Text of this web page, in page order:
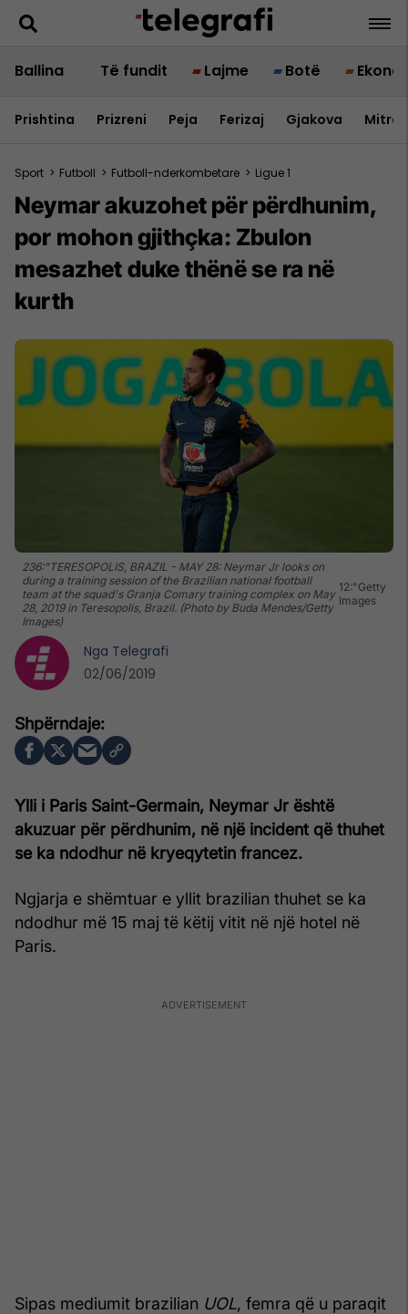
Ballina Të fundit Lajme Botë
Prishtina Prizreni Peja Ferizaj Gjakova
Sport > Futboll > Futboll-nderkombetare > Ligue 1
Neymar akuzohet për përdhunim,
por mohon gjithçka: Zbulon
mesazhet duke thënë se ra në
kurth
236:"TERESOPOLIS, BRAZIL - MAY 28: Neymar Jr looks on
during a training session of the Brazilian national football
team at the squad's Granja Comary training complex on May
28, 2019 in Teresopolis, Brazil. (Photo by Buda Mendes/Getty
Images)
12:"Getty
Images
Ylli i Paris Saint-Germain, Neymar Jr është
akuzuar për përdhunim, në një incident që thuhet
se ka ndodhur në kryeqytetin francez.
Ngjarja e shëmtuar e yllit brazilian thuhet se ka
ndodhur më 15 maj të këtij vitit në një hotel në
Paris.
Sipas mediumit brazilian UOL, femra që u paraqit
Nga Telegrafi
02/06/2019